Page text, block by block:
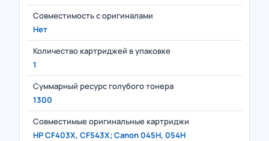
Совместимость с оригиналами
Нет
Количество картриджей в упаковке
1
Суммарный ресурс голубого тонера
1300
Совместимые оригинальные картриджи
HP CF403X, CF543X; Canon 045H, 054H